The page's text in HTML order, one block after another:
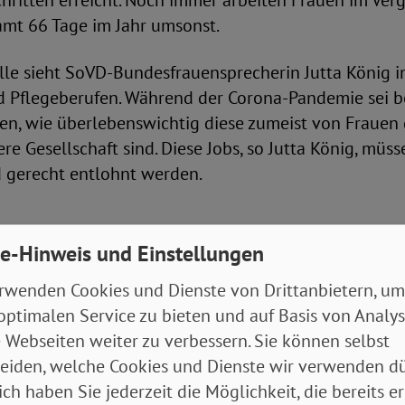
66 Tage im Jahr umsonst.
sieht SoVD-Bundesfrauensprecherin Jutta König
Pflegeberufen. Während der Corona-Pandemie sei
wie überlebenswichtig diese zumeist von
Gesellschaft sind. Diese Jobs, so Jutta König,
gerecht entlohnt werden.
bei Gehaltsfragen
machte sich der SoVD daher für eine gesetzliche
Dieser Einsatz mündete 2017 in der Schaffung
Mit diesem haben Frauen in Deutschland
nachzufragen, wie sie im Vergleich zu ihren
Allerdings gilt das nur für Betriebe mit
Hinweis und Einstellungen
Cookies und Dienste von Drittanbietern,
Service zu bieten und auf Basis von
Webseiten weiter zu verbessern. Sie können selbst
welche Cookies und Dienste wir verwenden
haben Sie jederzeit die Möglichkeit, die bereits